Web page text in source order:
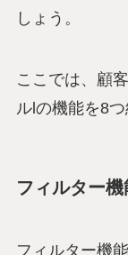
しょう。
ここでは、顧
ルlの機能を8つ
フィルター機
フィルター機能